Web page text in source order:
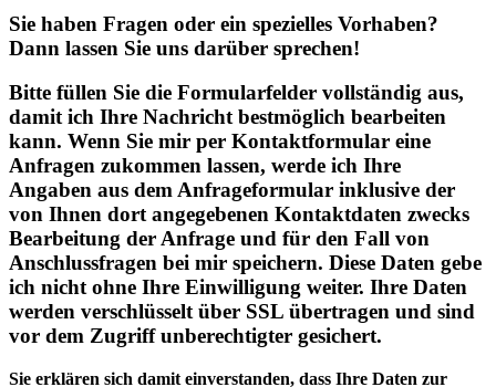
Sie haben Fragen oder ein spezielles Vorhaben?
Dann lassen Sie uns darüber sprechen!
Bitte füllen Sie die Formularfelder vollständig aus,
damit ich Ihre Nachricht bestmöglich bearbeiten
kann. Wenn Sie mir per Kontaktformular eine
Anfragen zukommen lassen, werde ich Ihre
Angaben aus dem Anfrageformular inklusive der
von Ihnen dort angegebenen Kontaktdaten zwecks
Bearbeitung der Anfrage und für den Fall von
Anschlussfragen bei mir speichern. Diese Daten gebe
ich nicht ohne Ihre Einwilligung weiter. Ihre Daten
werden verschlüsselt über SSL übertragen und sind
vor dem Zugriff unberechtigter gesichert.
Sie erklären sich damit einverstanden, dass Ihre Daten zur